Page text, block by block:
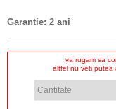
Garantie: 2 ani
va rugam sa
altfel nu veti putea